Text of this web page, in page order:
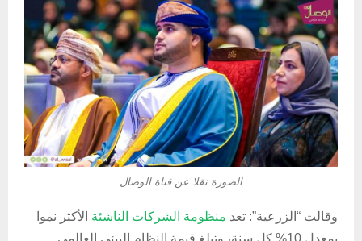
الصورة نقلا عن قناة الوصال
وقالت “الزرعية”: تعد منظومة الشركات الناشئة الأكثر نموا
بمعدل 10% كل سنة، وتبلغ قيمة النظام البيئي العالمي